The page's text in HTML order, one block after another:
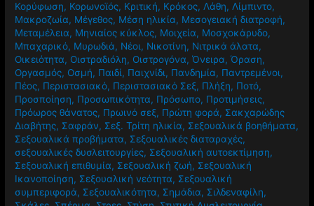
Κορύφωση, Κορωνοϊός, Κριτική, Κρόκος,Λάθη,Λίμπιντο,
Μακροζωία, Μέγεθος, Μέση ηλικία, Μεσογειακή διατροφή,
Μεταμέλεια, Μηνιαίος κύκλος, Μοιχεία, Μοσχοκάρυδο,
Μπαχαρικό, Μυρωδιά, Νέοι, Νικοτίνη, Νιτρικά άλατα,
Οικειότητα, Οιστραδιόλη, Οιστρογόνα,Όνειρα,Όραση,
Οργασμός, Οσμή, Παιδί, Παιχνίδι, Πανδημία, Παντρεμένοι,
Πέος, Περιστασιακό, Περιστασιακό Σεξ, Πλήξη, Ποτό,
Προσποίηση, Προσωπικότητα, Πρόσωπο, Προτιμήσεις,
Πρόωρος θάνατος, Πρωινό σεξ, Πρώτη φορά, Σακχαρώδης
Διαβήτης, Σαφράν, Σεξ. Τρίτη ηλικία, Σεξουαλικά βοηθήματα,
Σεξουαλικά προβήματα, Σεξουαλικές διαταραχές,
σεξουαλικές δυσλειτουργίες, Σεξουαλική αυτοεκτίμηση,
Σεξουαλική επιθυμία, Σεξουαλική ζωή, Σεξουαλική
Ικανοποίηση, Σεξουαλική νεότητα, Σεξουαλική
συμπεριφορά, Σεξουαλικότητα, Σημάδια, Σιλδεναφίλη,